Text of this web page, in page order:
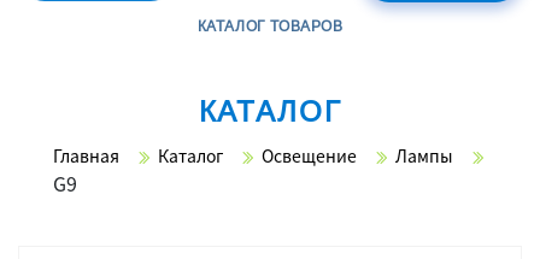
КАТАЛОГ ТОВАРОВ
КАТАЛОГ
Главная Каталог Освещение Лампы
G9